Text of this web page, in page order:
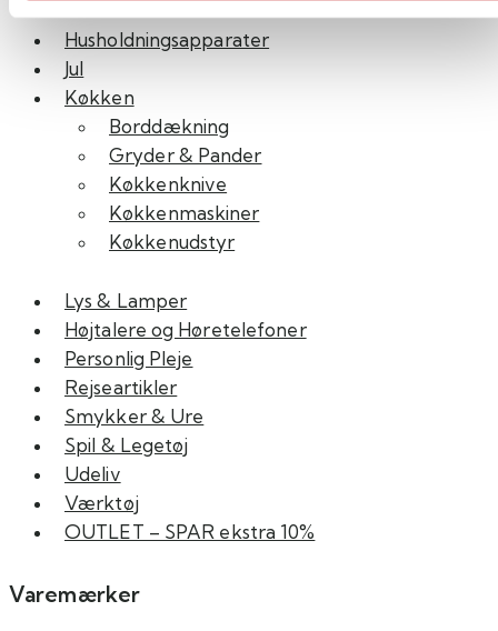
Husholdningsapparater
Jul
Køkken
Borddækning
Gryder & Pander
Køkkenknive
Køkkenmaskiner
Køkkenudstyr
Lys & Lamper
Højtalere og Høretelefoner
Personlig Pleje
Rejseartikler
Smykker & Ure
Spil & Legetøj
Udeliv
Værktøj
OUTLET – SPAR ekstra 10%
Varemærker